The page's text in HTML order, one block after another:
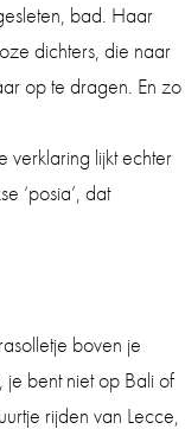
bad. Haar
dichters, die naar
op te dragen. En zo
verklaring lijkt echter
‘posia’, dat
boven je
bent niet op Bali of
rijden van Lecce,